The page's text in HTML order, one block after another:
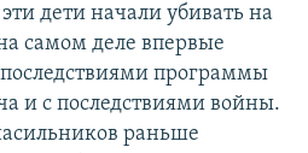
дети начали убивать на
самом деле впервые
программы
и с последствиями войны.
раньше